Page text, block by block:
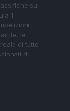
su
1,
le
di tutte
di